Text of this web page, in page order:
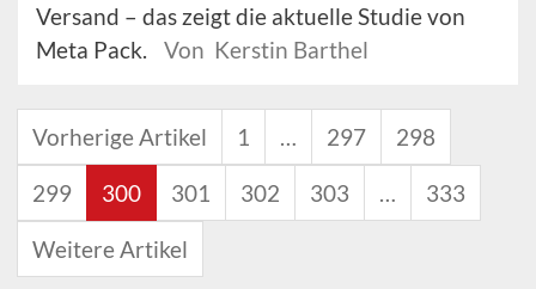
Versand – das zeigt die aktuelle Studie von
Meta Pack.
Von Kerstin Barthel
Vorherige Artikel 1 … 297 298
299 300 301 302 303 … 333
Weitere Artikel